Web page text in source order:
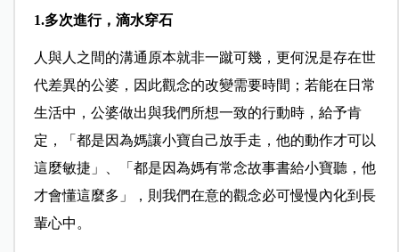
1.多次進行，滴水穿石
人與人之間的溝通原本就非一蹴可幾，更何況是存在世
代差異的公婆，因此觀念的改變需要時間；若能在日常
生活中，公婆做出與我們所想一致的行動時，給予肯
定，「都是因為媽讓小寶自己放手走，他的動作才可以
這麼敏捷」、「都是因為媽有常念故事書給小寶聽，他
才會懂這麼多」，則我們在意的觀念必可慢慢內化到長
輩心中。